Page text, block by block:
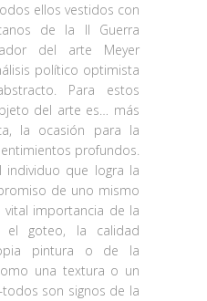
ellos vestidos con
de la II Guerra
del arte Meyer
político optimista
Para estos
del arte es… más
la ocasión para la
profundos.
individuo que logra la
de uno mismo
importancia de la
el goteo, la calidad
pintura o de la
una textura o un
son signos de la